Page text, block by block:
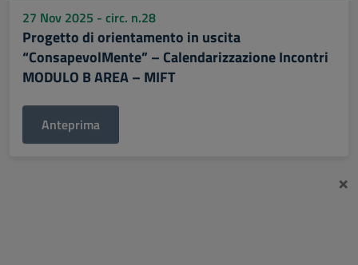
27 Nov 2025 - circ. n.28
Progetto di orientamento in uscita
“ConsapevolMente” – Calendarizzazione Incontri
MODULO B AREA – MIFT
Anteprima
×